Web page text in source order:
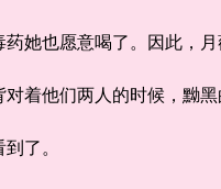
也愿意喝了。因此，月
他们两人的时候，黝黑
了。